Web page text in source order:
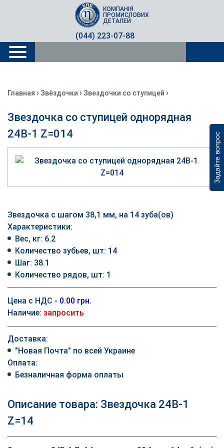
Задайте вопрос
(044) 223-07-88
КОМПАНІЯ
ПРОМИСЛОВИХ
ДЕТАЛЕЙ
Главная › Звёздочки › Звездочки со ступицей ›
Звездочка со ступицей однорядная
24B-1 Z=014
Звездочка с шагом 38,1 мм, на 14 зуба(ов)
Характеристики:
Вес, кг: 6.2
Количество зубьев, шт: 14
Шаг: 38.1
Количество рядов, шт: 1
Цена с НДС - 0.00 грн.
Наличие: запросить
Доставка:
"Новая Почта" по всей Украине
Оплата:
Безналичная форма оплаты
Описание товара: Звездочка 24B-1
Z=14